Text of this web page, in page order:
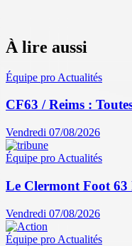
À lire aussi
Équipe pro Actualités
CF63 / Reims :
Vendredi 07/08/2026
Équipe pro Actualités
Le Clermont Foot 63
Vendredi 07/08/2026
Équipe pro Actualités